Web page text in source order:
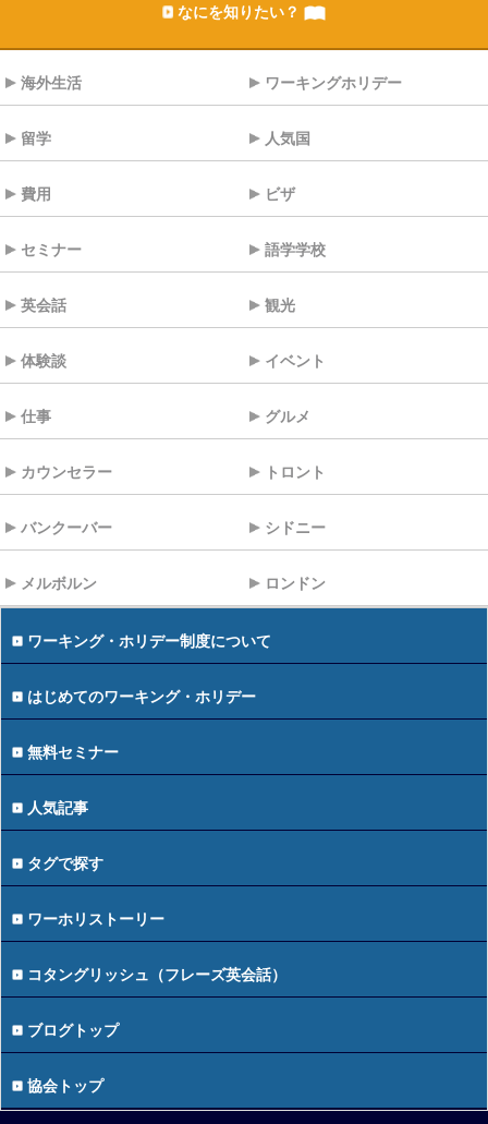
なにを知りたい？
海外生活 ワーキングホリデー
留学 人気国
費用 ビザ
セミナー 語学学校
英会話 観光
体験談 イベント
仕事 グルメ
カウンセラー トロント
バンクーバー シドニー
メルボルン ロンドン
ワーキング・ホリデー制度について
はじめてのワーキング・ホリデー
無料セミナー
人気記事
タグで探す
ワーホリストーリー
コタングリッシュ（フレーズ英会話）
ブログトップ
協会トップ